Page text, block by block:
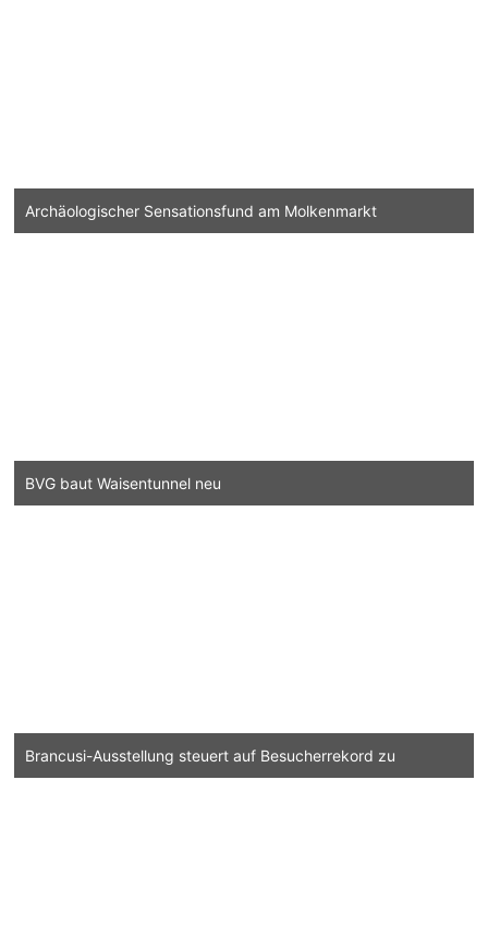
Archäologischer Sensationsfund am Molkenmarkt
BVG baut Waisentunnel neu
Brancusi-Ausstellung steuert auf Besucherrekord zu